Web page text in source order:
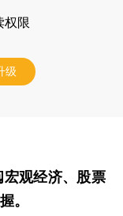
权限
级
宏观经济、股票
。